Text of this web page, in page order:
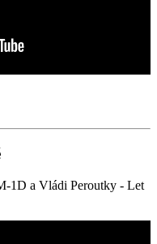
1D a Vládi Peroutky - Let